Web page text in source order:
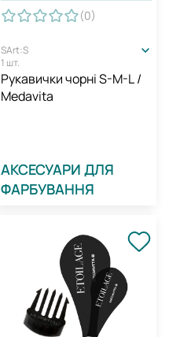
(0)
SArt:S
1 шт.
Рукавички чорні S-M-L /
Medavita
АКСЕСУАРИ ДЛЯ
ФАРБУВАННЯ